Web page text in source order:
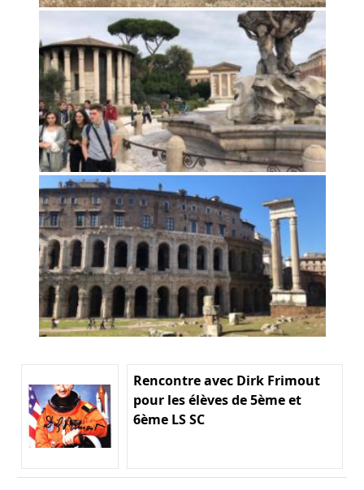
Rencontre avec Dirk Frimout
pour les élèves de 5ème et
6ème LS SC